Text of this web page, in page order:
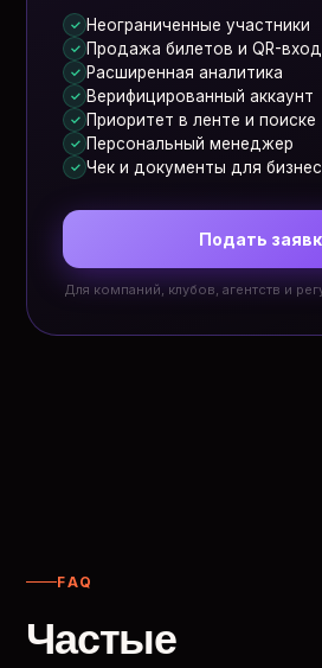
✓ Неограниченные участники
✓ Продажа билетов и QR-вход
✓ Расширенная аналитика
✓ Верифицированный аккаунт
✓ Приоритет в ленте и поиске
✓ Персональный менеджер
✓ Чек и документы для
Подать
Для компаний, клубов, агентств и
FAQ
Частые